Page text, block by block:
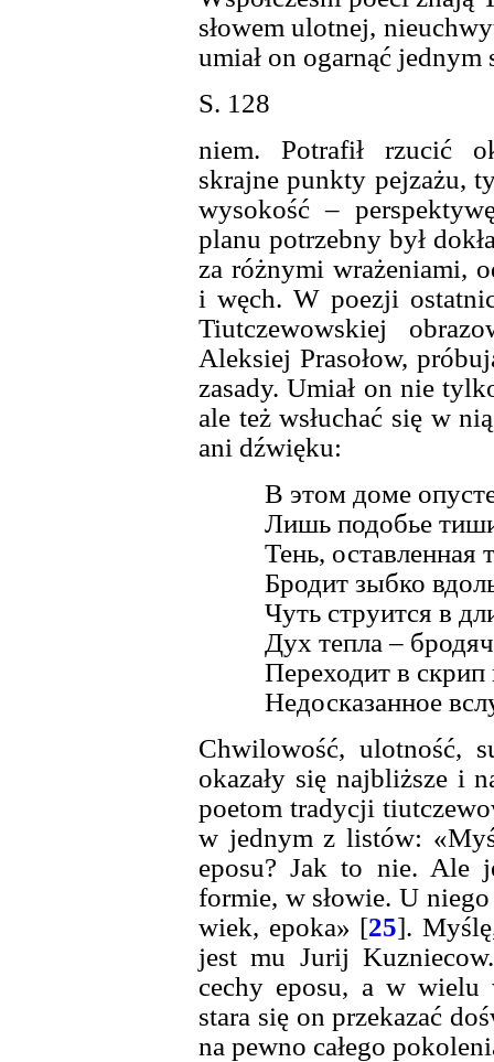
słowem ulotnej,
umiał on ogarnąć jednym
S. 128
niem. Potrafił rzucić
skrajne punkty pejzażu,
wysokość –
planu potrzebny był
za różnymi wrażeniami,
i węch. W poezji
Tiutczewowskiej
Aleksiej Prasołow,
zasady. Umiał on nie
ale też wsłuchać się w
ani dźwięku:
В этом доме
Лишь подобье
Тень, оставленная
Бродит зыбко
Чуть струится в
Дух тепла –
Переходит в
Недосказанное
Chwilowość, ulotność,
okazały się najbliższe i
poetom tradycji
w jednym z listów:
eposu? Jak to nie. Ale
formie, w słowie. U
wiek, epoka» [25].
jest mu Jurij
cechy eposu, a w
stara się on przekazać
na pewno całego